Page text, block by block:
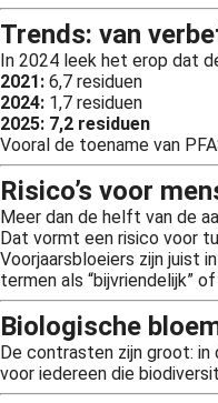
Trends: van
In 2024 leek het erop dat
2021: 6,7 residuen
2024: 1,7 residuen
2025: 7,2 residuen
Vooral de toename van
Risico’s voor
Meer dan de helft van de
Dat vormt een risico voor
Voorjaarsbloeiers zijn juist
termen als “bijvriendelijk”
Biologische
De contrasten zijn groot:
voor iedereen die